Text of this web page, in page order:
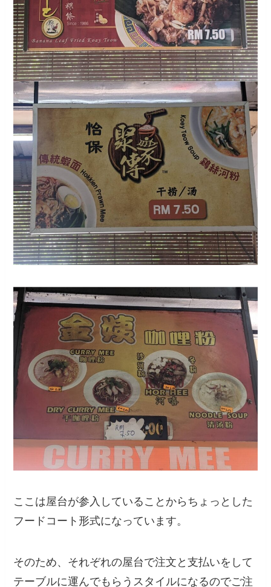
ここは屋台が参入していることからちょっとした
フードコート形式になっています。
そのため、それぞれの屋台で注文と支払いをして
テーブルに運んでもらうスタイルになるのでご注